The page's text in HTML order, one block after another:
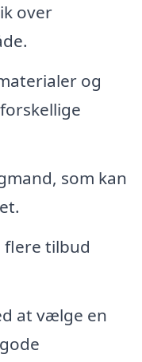
over
og
som kan
flere tilbud
at vælge en